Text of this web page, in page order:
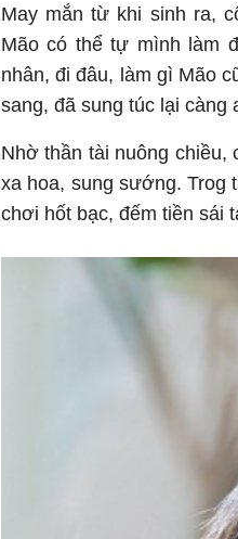
May mắn từ khi sinh ra,
Mão có thể tự mình làm
nhân, đi đâu, làm gì Mão
sang, đã sung túc lại càng
Nhờ thần tài nuông chiều,
xa hoa, sung sướng. Trog
chơi hốt bạc, đếm tiền sái